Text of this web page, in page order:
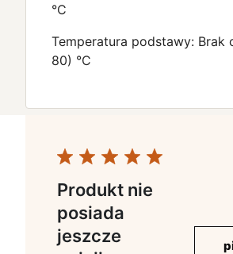
°C
Temperatura podstawy: Brak
80) °C
Produkt nie
posiada
jeszcze